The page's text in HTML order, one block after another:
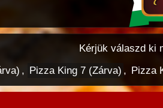
Kérjük válaszd ki
, Pizza King 7 (Zárva) , Pizza